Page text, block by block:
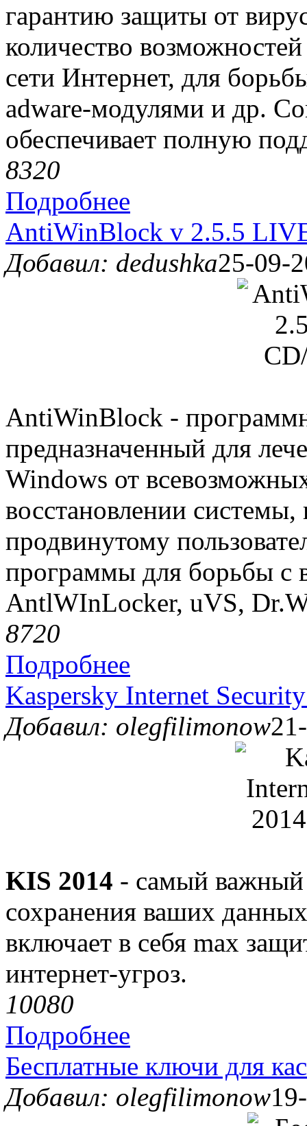
гарантию защиты от
количество
сети Интернет, для
adware-модулями и др.
обеспечивает полную
8320
Подробнее
AntiWinBlock v 2.5.5
Добавил: dedushka25-09-
AntiWinBlock -
предназначенный для
Windows от
восстановлении системы,
продвинутому
программы для борьбы с
AntlWInLocker, uVS,
8720
Подробнее
Kaspersky Internet
Добавил: olegfilimonow
KIS 2014 - самый важный
сохранения ваших
включает в себя max
интернет-угроз.
10080
Подробнее
Бесплатные ключи для
Добавил: olegfilimonow